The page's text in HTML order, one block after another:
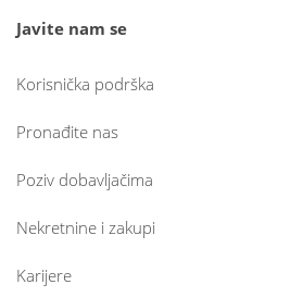
Javite nam se
Korisnička podrška
Pronađite nas
Poziv dobavljačima
Nekretnine i zakupi
Karijere